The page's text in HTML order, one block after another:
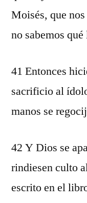
Moisés, que
no sabemos
41 Entonces
sacrificio al
manos se
42 Y Dios se
rindiesen culto
escrito en el